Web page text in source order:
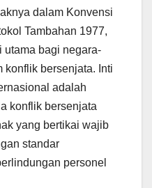
dalam Konvensi
Tambahan 1977,
utama bagi negara-
konflik bersenjata. Inti
adalah
konflik bersenjata
yang bertikai wajib
standar
personel